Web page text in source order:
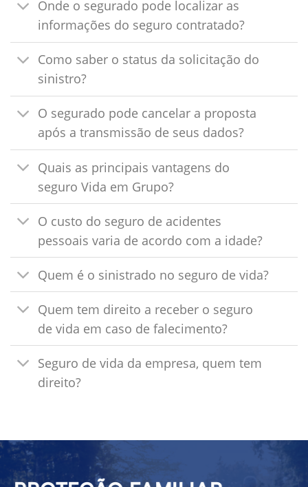
Onde o segurado pode localizar as
informações do seguro contratado?
Como saber o status da solicitação do
sinistro?
O segurado pode cancelar a proposta
após a transmissão de seus dados?
Quais as principais vantagens do
seguro Vida em Grupo?
O custo do seguro de acidentes
pessoais varia de acordo com a idade?
Quem é o sinistrado no seguro de vida?
Quem tem direito a receber o seguro
de vida em caso de falecimento?
Seguro de vida da empresa, quem tem
direito?